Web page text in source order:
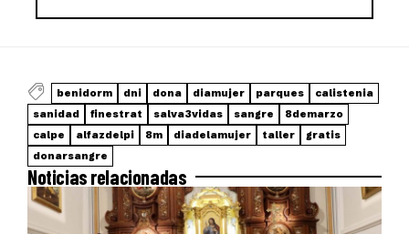
benidorm dni dona diamujer parques
calistenia
sanidad
finestrat salva3vidas sangre
8demarzo
calpe
alfazdelpi 8m diadelamujer taller
gratis
donarsangre
Noticias relacionadas